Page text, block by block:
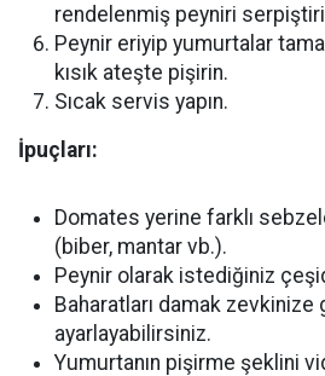
rendelenmiş peyniri
Peynir eriyip yumurtalar
kısık ateşte pişirin.
Sıcak servis yapın.
İpuçları:
Domates yerine farklı
(biber, mantar vb.).
Peynir olarak istediğiniz
Baharatları damak zevkinize
ayarlayabilirsiniz.
Yumurtanın pişirme şeklini